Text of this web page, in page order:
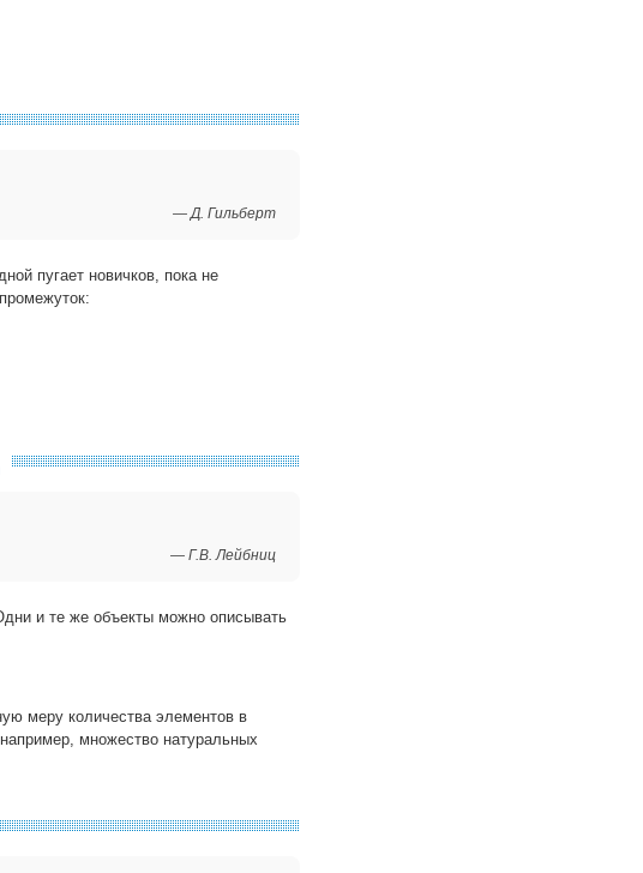
— Д. Гильберт
пугает новичков, пока не
— Г.В. Лейбниц
и те же объекты можно описывать
меру количества элементов в
множество натуральных